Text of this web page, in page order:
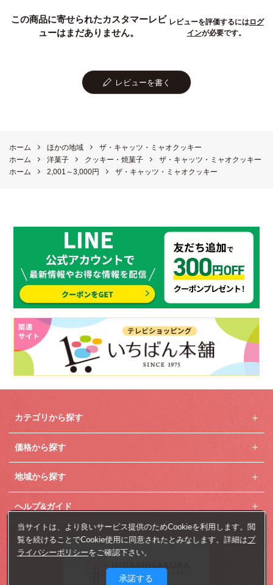
この商品に寄せられたカスタマーレビ
ューはまだありません。
レビューを評価するにはログ
インが必要です。
レビューを書く
ホーム ほかの地域
ザ・キャッツ・ミャオクッキー
ホーム
洋菓子 クッキー・焼菓子
ザ・キャッツ・ミャオクッキー
ホーム
2,001～3,000円 ザ・キャッツ・ミャオクッキー
カテゴリから探す
価格から探す
地域から探す
ヘルプ&ガイド
当サイトは、より良いサービス提供のためCookieを利用します。閲
覧を続けることでCookie使用に同意されたとみなします。詳細はプ
ライバシーポリシーをご確認下さい。
承諾する